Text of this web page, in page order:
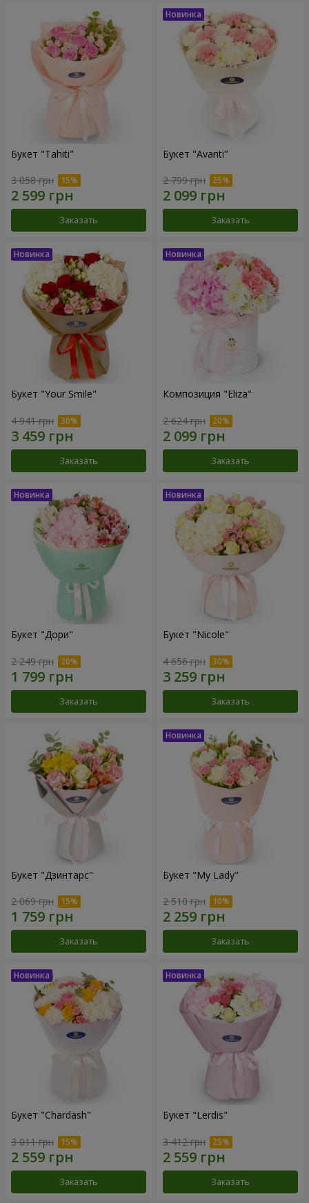
Букет "Tahiti"
3 058 грн
Заказать
Букет "Avanti"
2 799 грн
Заказать
Букет "Your Smile"
4 941 грн
Заказать
Композиция "Eliza"
2 624 грн
Заказать
Букет "Дори"
2 249 грн
Заказать
Букет "Nicole"
4 656 грн
Заказать
Букет "Дзинтарс"
2 069 грн
Заказать
Букет "My Lady"
2 510 грн
Заказать
Букет "Chardash"
3 011 грн
Заказать
Букет "Lerdis"
3 412 грн
Заказать